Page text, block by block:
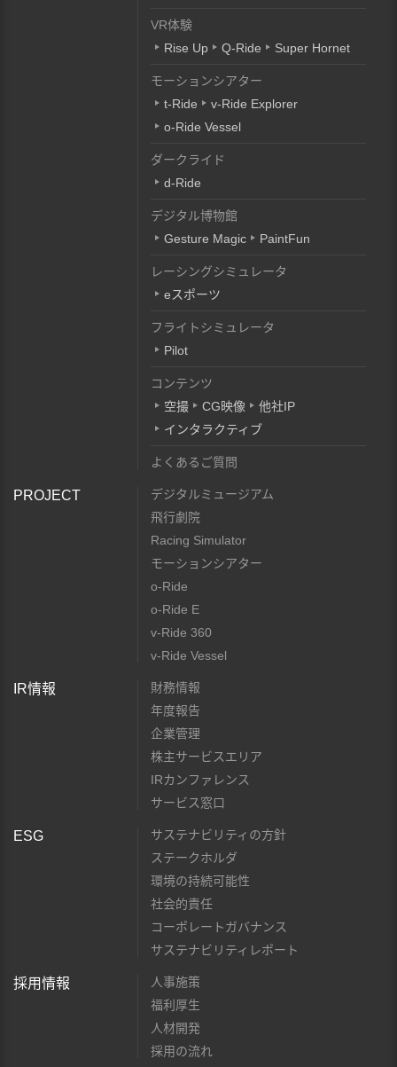
VR体験
Rise Up
Q-Ride Super Hornet
モーションシアター
t-Ride
v-Ride Explorer
o-Ride Vessel
ダークライド
d-Ride
デジタル博物館
Gesture Magic
PaintFun
レーシングシミュレータ
eスポーツ
フライトシミュレータ
Pilot
コンテンツ
空撮
CG映像
他社IP
インタラクティブ
よくあるご質問
PROJECT
デジタルミュージアム
飛行劇院
Racing Simulator
モーションシアター
o-Ride
o-Ride E
v-Ride 360
v-Ride Vessel
IR情報
財務情報
年度報告
企業管理
株主サービスエリア
IRカンファレンス
サービス窓口
ESG
サステナビリティの方針
ステークホルダ
環境の持続可能性
社会的責任
コーポレートガバナンス
サステナビリティレポート
採用情報
人事施策
福利厚生
人材開発
採用の流れ